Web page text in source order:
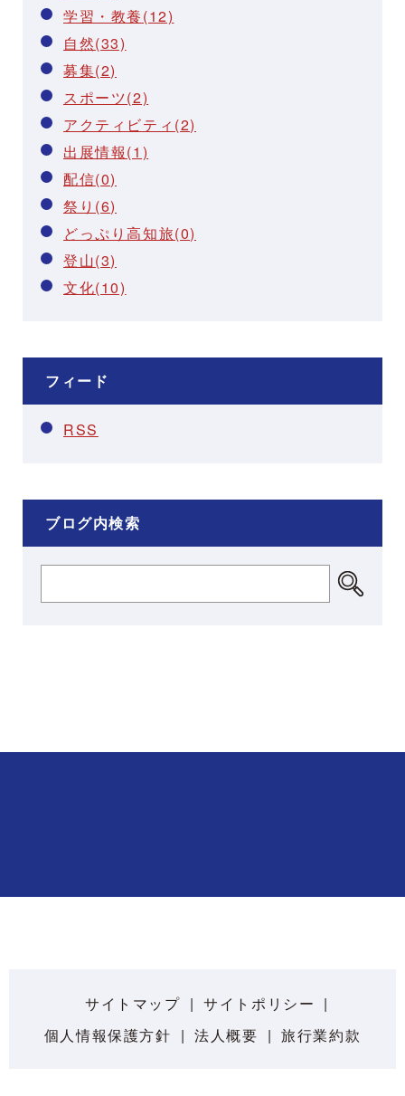
学習・教養(12)
自然(33)
募集(2)
スポーツ(2)
アクティビティ(2)
出展情報(1)
配信(0)
祭り(6)
どっぷり高知旅(0)
登山(3)
文化(10)
フィード
RSS
ブログ内検索
サイトマップ
サイトポリシー
個人情報保護方針
法人概要 旅行業約款